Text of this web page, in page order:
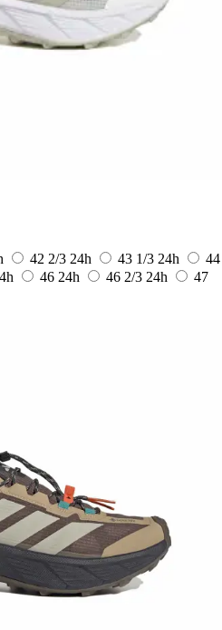
42 2/3 24h 43 1/3 24h
44
46 24h 46 2/3 24h
47